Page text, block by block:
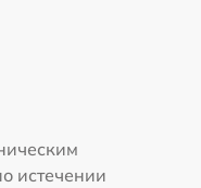
истечении